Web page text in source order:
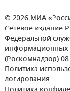
© 2026 МИА
Сетевое издание
Федеральной
информационных
(Роскомнадзор)
Политика
логирования